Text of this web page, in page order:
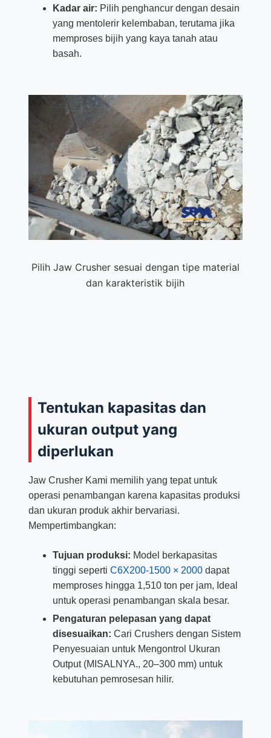
Kadar air: Pilih penghancur dengan desain
yang mentolerir kelembaban, terutama jika
memproses bijih yang kaya tanah atau
basah.
Pilih Jaw Crusher sesuai dengan tipe material
dan karakteristik bijih
Tentukan kapasitas dan
ukuran output yang
diperlukan
Jaw Crusher Kami memilih yang tepat untuk
operasi penambangan karena kapasitas produksi
dan ukuran produk akhir bervariasi.
Mempertimbangkan:
Tujuan produksi: Model berkapasitas
tinggi seperti C6X200-1500 × 2000dapat
memproses hingga 1,510 ton per jam, Ideal
untuk operasi penambangan skala besar.
Pengaturan pelepasan yang dapat
disesuaikan: Cari Crushers dengan Sistem
Penyesuaian untuk Mengontrol Ukuran
Output (MISALNYA., 20–300 mm) untuk
kebutuhan pemrosesan hilir.